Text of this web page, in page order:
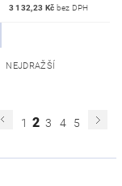
3 132,23 Kč bez DPH
NEJDRAŽŠÍ
1 2 3 4
5